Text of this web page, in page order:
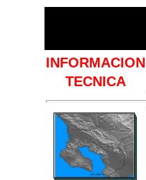
INFORMACION
TECNICA